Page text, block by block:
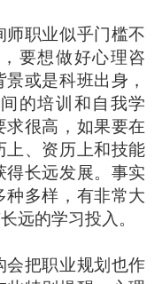
职业似乎门槛不
要想做好心理咨
或是科班出身，
的培训和自我学
很高，如果要在
上、资历上和技能
长远发展。事实
多样，有非常大
远的学习投入。
把职业规划也作